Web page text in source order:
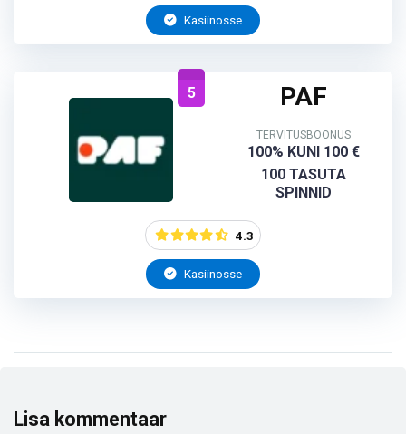
Kasiinosse
5 PAF
TERVITUSBOONUS
100% KUNI 100 €
100 TASUTA
SPINNID
4.3
Kasiinosse
Lisa kommentaar